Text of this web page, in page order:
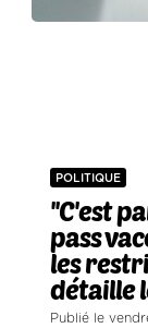
POLITIQUE
''C'est
pass
les
détaille
Publié le